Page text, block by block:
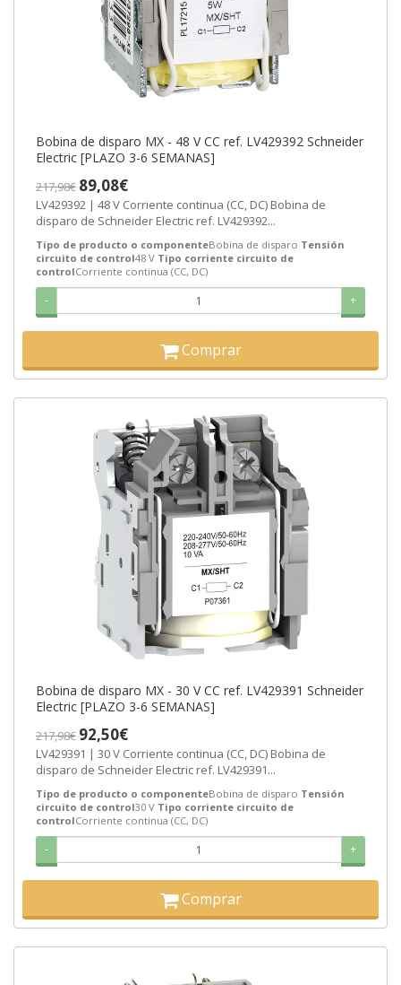
Bobina de disparo MX - 48 V CC ref. LV429392 Schneider
Electric [PLAZO 3-6 SEMANAS]
217,98€ 89,08€
LV429392 | 48 V Corriente continua (CC, DC) Bobina de
disparo de Schneider Electric ref. LV429392...
Tipo de producto o componenteBobina de disparo Tensión
circuito de control48 V Tipo corriente circuito de
controlCorriente continua (CC, DC)
- +
Comprar
Bobina de disparo MX - 30 V CC ref. LV429391 Schneider
Electric [PLAZO 3-6 SEMANAS]
217,98€ 92,50€
LV429391 | 30 V Corriente continua (CC, DC) Bobina de
disparo de Schneider Electric ref. LV429391...
Tipo de producto o componenteBobina de disparo Tensión
circuito de control30 V Tipo corriente circuito de
controlCorriente continua (CC, DC)
- +
Comprar